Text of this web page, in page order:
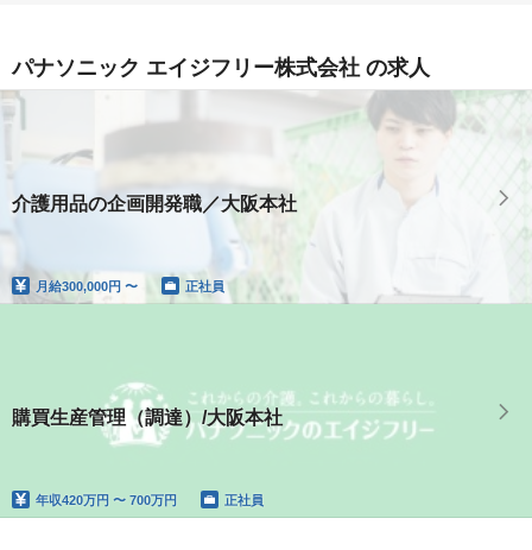
パナソニック エイジフリー株式会社 の求人
介護用品の企画開発職／大阪本社
月給300,000円 〜 正社員
購買生産管理（調達）/大阪本社
年収420万円 〜 700万円 正社員